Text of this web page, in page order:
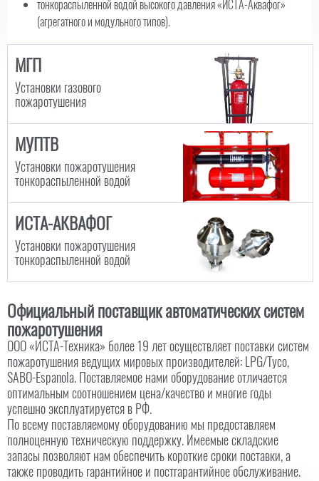
тонкораспыленной водой высокого давления «ИСТА-Аквафог»
(агрегатного и модульного типов).
МГП
Установки газового
пожаротушения
МУПТВ
Установки пожаротушения
тонкораспыленной водой
ИСТА-АКВАФОГ
Установки пожаротушения
тонкораспыленной водой
Официальный поставщик автоматических систем
пожаротушения
ООО «ИСТА-Техника» более 19 лет осуществляет поставки систем
пожаротушения ведущих мировых производителей: LPG/Tyco,
SABO-Espanola. Поставляемое нами оборудование отличается
оптимальным соотношением цена/качество и многие годы
успешно эксплуатируется в РФ.
По всему поставляемому оборудованию мы предоставляем
полноценную техническую поддержку. Имеемые складские
запасы позволяют нам обеспечить короткие сроки поставки, а
также проводить гарантийное и постгарантийное обслуживание.